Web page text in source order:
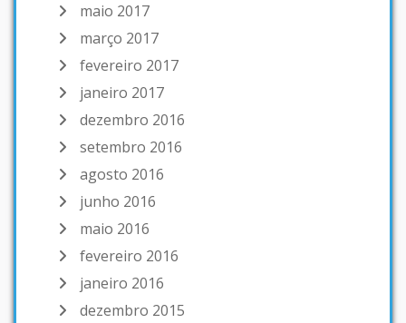
maio 2017
março 2017
fevereiro 2017
janeiro 2017
dezembro 2016
setembro 2016
agosto 2016
junho 2016
maio 2016
fevereiro 2016
janeiro 2016
dezembro 2015